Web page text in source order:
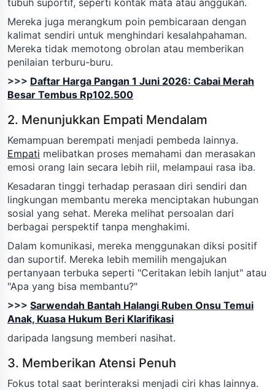
Mereka juga merangkum poin pembicaraan dengan
kalimat sendiri untuk menghindari kesalahpahaman.
Mereka tidak memotong obrolan atau memberikan
penilaian terburu-buru.
>>> Daftar Harga Pangan 1 Juni 2026: Cabai Merah
Besar Tembus Rp102.500
2. Menunjukkan Empati Mendalam
Kemampuan berempati menjadi pembeda lainnya.
Empati melibatkan proses memahami dan merasakan
emosi orang lain secara lebih riil, melampaui rasa iba.
Kesadaran tinggi terhadap perasaan diri sendiri dan
lingkungan membantu mereka menciptakan hubungan
sosial yang sehat. Mereka melihat persoalan dari
berbagai perspektif tanpa menghakimi.
Dalam komunikasi, mereka menggunakan diksi positif
dan suportif. Mereka lebih memilih mengajukan
pertanyaan terbuka seperti "Ceritakan lebih lanjut" atau
"Apa yang bisa membantu?"
>>> Sarwendah Bantah Halangi Ruben Onsu Temui
Anak, Kuasa Hukum Beri Klarifikasi
daripada langsung memberi nasihat.
3. Memberikan Atensi Penuh
Fokus total saat berinteraksi menjadi ciri khas lainnya.